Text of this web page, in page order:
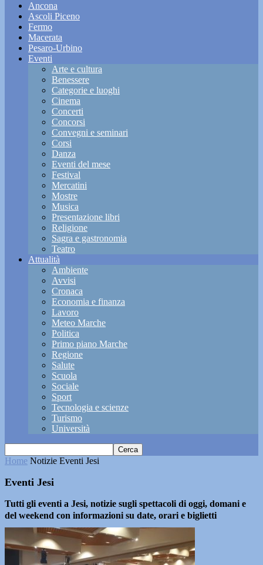
Ancona
Ascoli Piceno
Fermo
Macerata
Pesaro-Urbino
Eventi
Arte e cultura
Benessere
Categorie e luoghi
Cinema
Concerti
Concorsi
Convegni e seminari
Corsi
Danza
Eventi del mese
Festival
Mercatini
Mostre
Musica
Presentazione libri
Religione
Sagra e gastronomia
Teatro
Attualità
Ambiente
Avvisi
Cronaca
Economia e finanza
Lavoro
Meteo Marche
Politica
Primo piano Marche
Regione
Salute
Scuola
Sociale
Sport
Tecnologia e scienze
Turismo
Università
Home Notizie Eventi Jesi
Eventi Jesi
Tutti gli eventi a Jesi, notizie sugli spettacoli di oggi, domani e
del weekend con informazioni su date, orari e biglietti